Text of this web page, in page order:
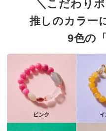
＼こだわり
推しのカラー
9色の